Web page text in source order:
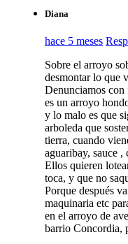
Diana
hace 5 meses
Sobre el arroyo
desmontar lo que
Denunciamos con
es un arroyo
y lo malo es que
arboleda que
tierra, cuando
aguaribay, sauce ,
Ellos quieren
toca, y que no
Porque después
maquinaria etc
en el arroyo de
barrio Concordia,